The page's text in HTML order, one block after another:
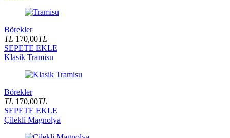
Börekler
TL 170,00TL
SEPETE EKLE
Klasik Tramisu
Börekler
TL 170,00TL
SEPETE EKLE
Çilekli Magnolya